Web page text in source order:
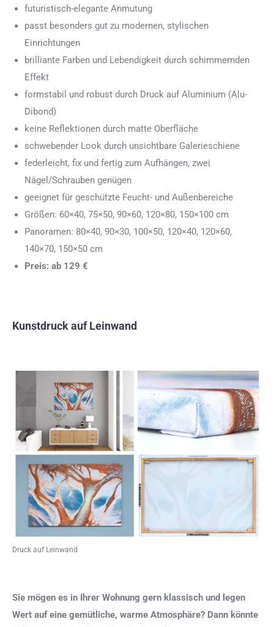
futuristisch-elegante Anmutung
passt besonders gut zu modernen, stylischen
Einrichtungen
brilliante Farben und Lebendigkeit durch schimmernden
Effekt
formstabil und robust durch Druck auf Aluminium (Alu-
Dibond)
keine Reflektionen durch matte Oberfläche
schwebender Look durch unsichtbare Galerieschiene
federleicht, fix und fertig zum Aufhängen, zwei
Nägel/Schrauben genügen
geeignet für geschützte Feucht- und Außenbereiche
Größen: 60×40, 75×50, 90×60, 120×80, 150×100 cm
Panoramen: 80×40, 90×30, 100×50, 120×40, 120×60,
140×70, 150×50 cm
Preis: ab 129 €
Kunstdruck auf Leinwand
Druck auf Leinwand
Sie mögen es in Ihrer Wohnung gern klassisch und legen
Wert auf eine gemütliche, warme Atmosphäre? Dann könnte